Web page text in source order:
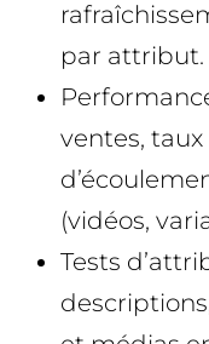
par attribut.
ventes,
(vidéos,
Tests